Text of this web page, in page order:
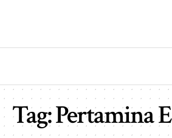
Tag:Pertamina